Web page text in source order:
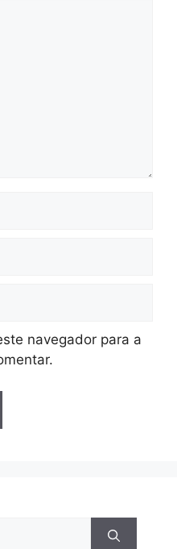
navegador para a